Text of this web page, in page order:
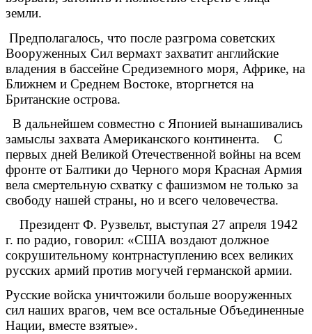
земли.
Предполагалось, что после разгрома советских
Вооруженных Сил вермахт захватит английские
владения в бассейне Средиземного моря, Африке, на
Ближнем и Среднем Востоке, вторгнется на
Британские острова.
В дальнейшем совместно с Японией вынашивались
замыслы захвата Американского континента. С
первых дней Великой Отечественной войны на всем
фронте от Балтики до Черного моря Красная Армия
вела смертельную схватку с фашизмом не только за
свободу нашей страны, но и всего человечества.
Президент Ф. Рузвельт, выступая 27 апреля 1942
г. по радио, говорил: «США воздают должное
сокрушительному контрнаступлению всех великих
русских армий против могучей германской армии.
Русские войска уничтожили больше вооруженных
сил наших врагов, чем все остальные Объединенные
Нации, вместе взятые».